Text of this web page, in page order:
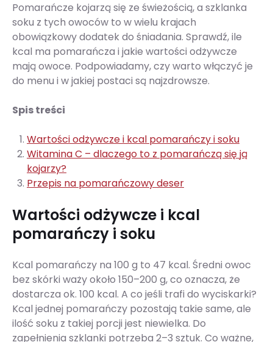
Pomarańcze kojarzą się ze świeżością, a szklanka
soku z tych owoców to w wielu krajach
obowiązkowy dodatek do śniadania. Sprawdź, ile
kcal ma pomarańcza i jakie wartości odżywcze
mają owoce. Podpowiadamy, czy warto włączyć je
do menu i w jakiej postaci są najzdrowsze.
Spis treści
Wartości odżywcze i kcal pomarańczy i soku
Witamina C – dlaczego to z pomarańczą się ją
kojarzy?
Przepis na pomarańczowy deser
Wartości odżywcze i kcal
pomarańczy i soku
Kcal pomarańczy na 100 g to 47 kcal. Średni owoc
bez skórki waży około 150–200 g, co oznacza, że
dostarcza ok. 100 kcal. A co jeśli trafi do wyciskarki?
Kcal jednej pomarańczy pozostają takie same, ale
ilość soku z takiej porcji jest niewielka. Do
zapełnienia szklanki potrzeba 2–3 sztuk. Co ważne,